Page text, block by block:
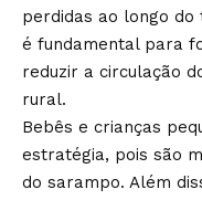
perdidas ao longo
é fundamental para
reduzir a circulação
rural.
Bebês e crianças
estratégia, pois são
do sarampo. Além